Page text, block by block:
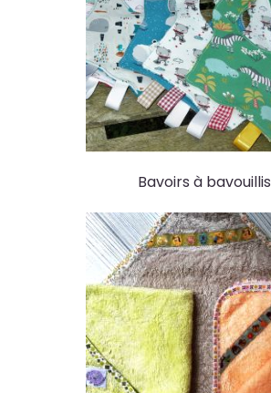
Bavoirs à bavouillis